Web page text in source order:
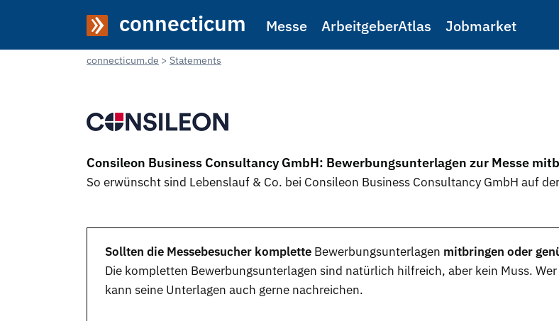
connecticum Messe ArbeitgeberAtlas Jobmarket
connecticum.de Statements
Consileon Business Consultancy GmbH: Bewerbungsunterlagen zur Messe
So erwünscht sind Lebenslauf & Co. bei Consileon Business Consultancy GmbH auf
Sollten die Messebesucher komplette Bewerbungsunterlagen mitbringen oder
Die kompletten Bewerbungsunterlagen sind natürlich hilfreich, aber kein Muss.
kann seine Unterlagen auch gerne nachreichen.